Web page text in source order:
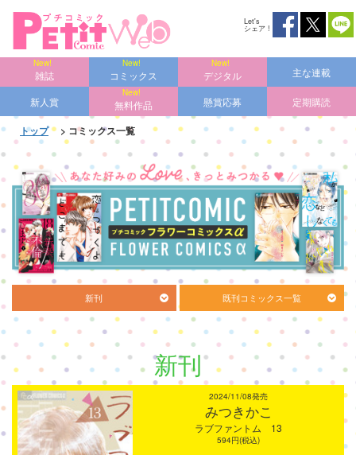
Let's
シェア !
雑誌 コミックス デジタル 主な連載
新人賞 無料作品 懸賞応募 定期購読
トップ> コミックス一覧
新刊 既刊コミックス一覧
新刊
2024/11/08発売
みつきかこ
ラブファントム 13
594円(税込)